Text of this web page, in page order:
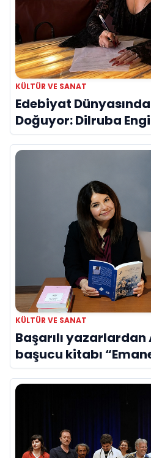
KÜLTÜR VE SANAT
Edebiyat
Doğuyor: Dilruba
Evreni ‘AVENOİR’
KÜLTÜR VE SANAT
Başarılı yazarlardan
başucu kitabı
yerini aldı